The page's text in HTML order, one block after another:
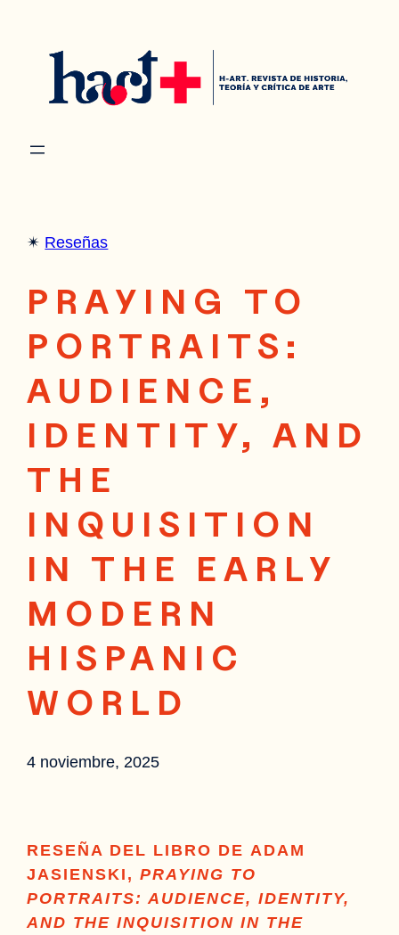
contenido
✴︎ Reseñas
PRAYING TO
PORTRAITS:
AUDIENCE,
IDENTITY, AND
THE
INQUISITION
IN THE EARLY
MODERN
HISPANIC
WORLD
4 noviembre, 2025
RESEÑA DEL LIBRO DE ADAM
JASIENSKI,PRAYING TO
PORTRAITS: AUDIENCE, IDENTITY,
AND THE INQUISITION IN THE